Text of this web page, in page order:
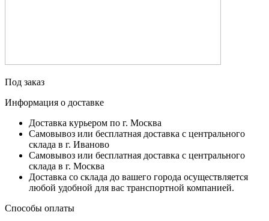
Под заказ
Информация о доставке
Доставка курьером по г. Москва
Самовывоз или бесплатная доставка с центрального
склада в г. Иваново
Самовывоз или бесплатная доставка с центрального
склада в г. Москва
Доставка со склада до вашего города осуществляется
любой удобной для вас транспортной компанией.
Способы оплаты